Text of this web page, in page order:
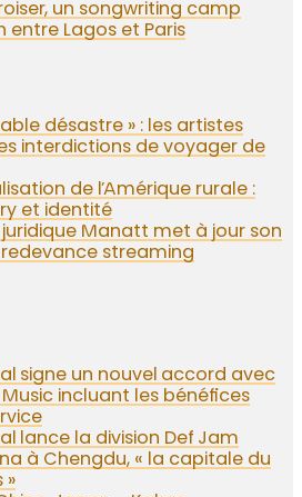
un songwriting camp
entre Lagos et Paris
désastre » : les artistes
interdictions de voyager de
de l’Amérique rurale :
et identité
juridique Manatt met à jour son
streaming
signe un nouvel accord avec
Music incluant les bénéfices
lance la division Def Jam
à Chengdu, « la capitale du
»